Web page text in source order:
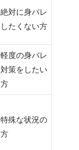
絶対に身バレ
したくない方
軽度の身バレ
対策をしたい
方
特殊な状況の
方